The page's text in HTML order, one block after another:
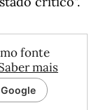
fonte
mais